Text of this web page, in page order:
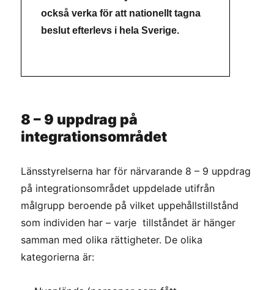
också verka för att nationellt tagna
beslut efterlevs i hela Sverige.
8 – 9 uppdrag på
integrationsområdet
Länsstyrelserna har för närvarande 8 – 9 uppdrag
på integrationsområdet uppdelade utifrån
målgrupp beroende på vilket uppehållstillstånd
som individen har – varje tillståndet är hänger
samman med olika rättigheter. De olika
kategorierna är: